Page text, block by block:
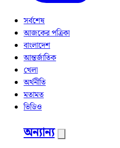
সর্বশেষ
আজকের পত্রিকা
বাংলাদেশ
আন্তর্জাতিক
খেলা
অর্থনীতি
মতামত
ভিডিও
অন্যান্য